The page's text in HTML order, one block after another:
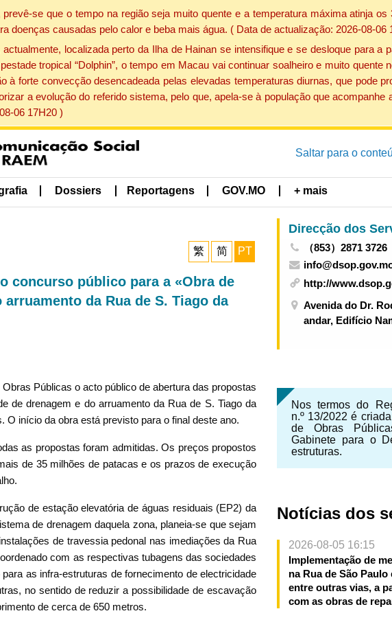
se que o tempo na região seja muito quente e a temperatura máxima atinja
doenças causadas pelo calor e beba mais água. ( Data de actualização: 2026-08-06
localizada perto da Ilha de Hainan se intensifique e se desloque para a
tropical “Dolphin”, o tempo em Macau vai continuar soalheiro e muito quente
à forte convecção desencadeada pelas elevadas temperaturas diurnas, que pode
a evolução do referido sistema, pelo que, apela-se à população que acompanhe
06 17H20 )
Saltar para o
Dossiers Reportagens GOV.MO + mais
繁 简 PT
concurso público para a «Obra de
da Rua de S. Tiago da
Públicas o acto público de abertura das propostas
de drenagem e do arruamento da Rua de S. Tiago da
O início da obra está previsto para o final deste ano.
as propostas foram admitidas. Os preços propostos
de 35 milhões de patacas e os prazos de execução
de estação elevatória de águas residuais (EP2) da
de drenagem daquela zona, planeia-se que sejam
de travessia pedonal nas imediações da Rua
com as respectivas tubagens das sociedades
as infra-estruturas de fornecimento de electricidade
no sentido de reduzir a possibilidade de escavação
de cerca de 650 metros.
（853）2871 3726
http://
Avenida do Dr.
andar, Edifício
Nos termos do
n.º 13/2022 é
de Obras
Gabinete para o
estruturas.
Notícias dos
2026-08-05 16:15
Implementação de
na Rua de São Paulo
entre outras vias, a
com as obras de